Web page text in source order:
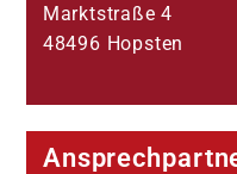
Marktstraße 4
48496 Hopsten